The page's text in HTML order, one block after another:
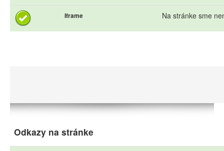
Iframe Na stránke sme
Odkazy na stránke